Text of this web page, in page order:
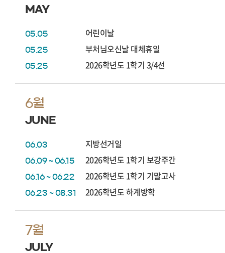
MAY
05.05 어린이날
05.25 부처님오신날 대체휴일
05.25 2026학년도 1학기 3/4선
6월
JUNE
06.03 지방선거일
06.09 ~ 06.15 2026학년도 1학기 보강주간
06.16 ~ 06.22 2026학년도 1학기 기말고사
06.23 ~ 08.31 2026학년도 하계방학
7월
JULY